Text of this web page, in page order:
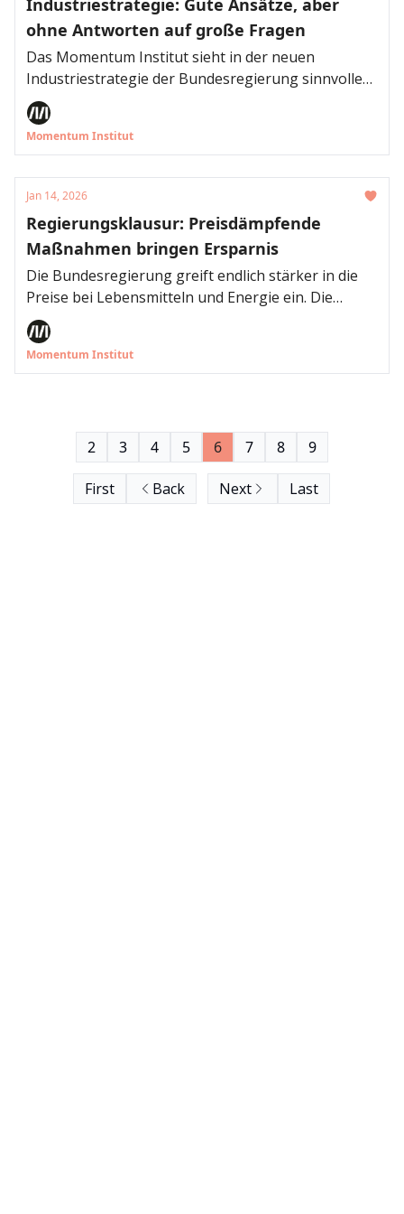
Industriestrategie: Gute Ansätze, aber
ohne Antworten auf große Fragen
Das Momentum Institut sieht in der neuen
Industriestrategie der Bundesregierung sinnvolle
Einzelmaßnahmen, aber gravierende strategische
Lücken. Positiv bewertet werden die stärkere
Fokussierung der Forschungs- und
Schlüsseltechnologien und deren Firmen-
Ökosystem sowie neue Instrumente wie der
geplante Scale-up-Fonds, um neuen Unternehmen
mit Finanzbedarf Geld zu verschaffen. Gleichzeitig
fehlen zentrale Antworten auf Nachfrage,
Energiepreise, internationale Konkurrenz und
Finanzierung.
Momentum Institut
Jan 14, 2026
Regierungsklausur: Preisdämpfende
Maßnahmen bringen Ersparnis
Die Bundesregierung greift endlich stärker in die
Preise bei Lebensmitteln und Energie ein. Die
Mehrwertsteuersenkung entlastet ärmere
Haushalte relativ zum Einkommen stärker. Die
Strompreise werden gesenkt, beide Maßnahmen
Ersparnis, wie das Momentum Institut berechnet
Momentum Institut
First Back
2 3 4 5 6 7 8 9
Next Last